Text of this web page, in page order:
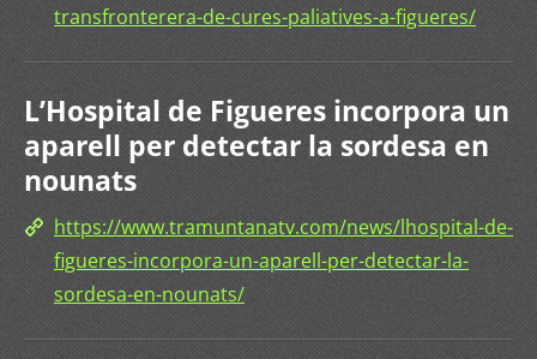
transfronterera-de-cures-paliatives-a-figueres/
L’Hospital de Figueres incorpora un
aparell per detectar la sordesa en
nounats
https://www.tramuntanatv.com/news/lhospital-de-
figueres-incorpora-un-aparell-per-detectar-la-
sordesa-en-nounats/